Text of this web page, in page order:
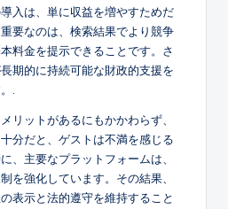
入は、単に収益を増やすためだ
要なのは、検索結果でより競争
料金を提示できることです。さ
期的に持続可能な財政的支援を
.
リットがあるにもかかわらず、
分だと、ゲストは不満を感じる
、主要なプラットフォームは、
を強化しています。その結果、
表示と法的遵守を維持すること